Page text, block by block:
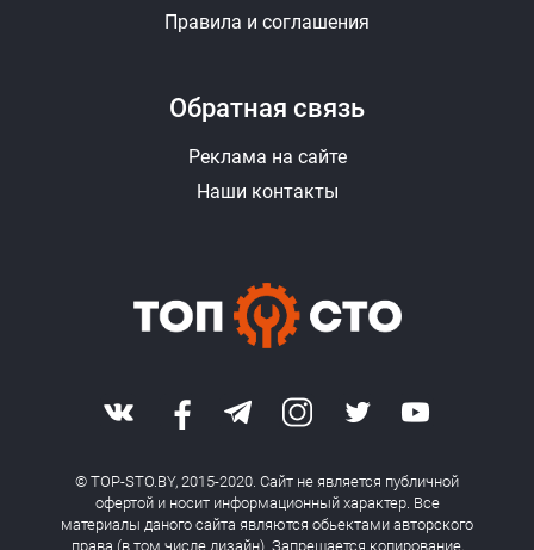
Правила и соглашения
Обратная связь
Реклама на сайте
Наши контакты
© TOP-STO.BY, 2015-2020. Сайт не является публичной
офертой и носит информационный характер. Все
материалы даного сайта являются обьектами авторского
права (в том числе дизайн). Запрещается копирование,